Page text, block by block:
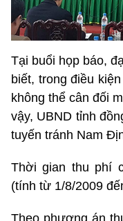
Tại buổi họp báo,
biết, trong điều
không thể cân đối
vậy, UBND tỉnh
tuyến tránh Nam
Thời gian thu phí
(tính từ 1/8/2009
Theo phương án